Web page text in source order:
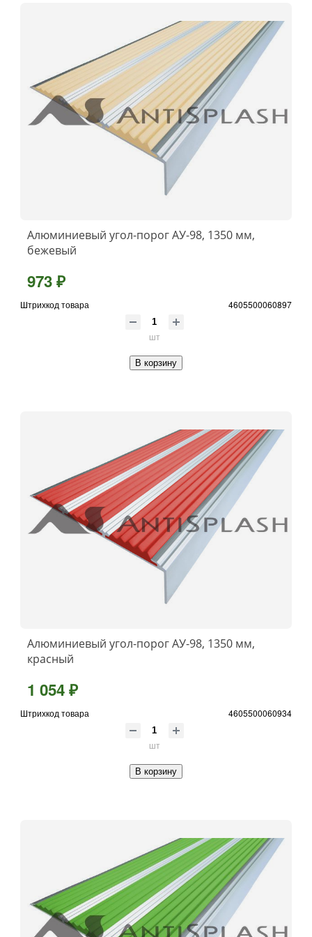
Алюминиевый угол-порог АУ-98, 1350 мм,
бежевый
973 ₽
Штрихкод товара 4605500060897
шт
В корзину
Алюминиевый угол-порог АУ-98, 1350 мм,
красный
1 054 ₽
Штрихкод товара 4605500060934
шт
В корзину